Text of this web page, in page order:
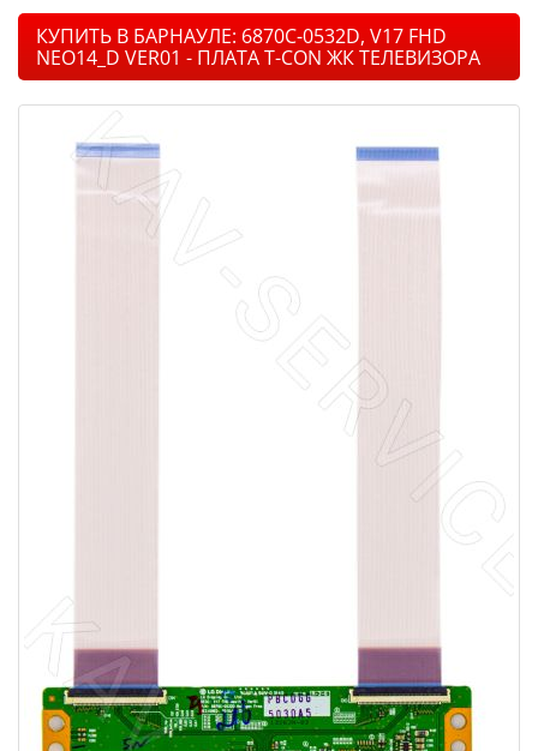
КУПИТЬ В БАРНАУЛЕ: 6870C-0532D, V17 FHD
NEO14_D VER01 - ПЛАТА T-CON ЖК ТЕЛЕВИЗОРА